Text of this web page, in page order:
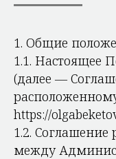
1. Общие
1.1. Настоящее
(далее —
https://
1.2. Соглашение
между